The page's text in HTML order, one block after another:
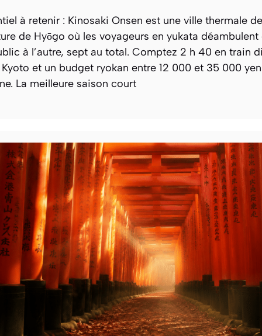
à retenir : Kinosaki Onsen est une ville thermale
de Hyōgo où les voyageurs en yukata déambulent
à l’autre, sept au total. Comptez 2 h 40 en train
et un budget ryokan entre 12 000 et 35 000
La meilleure saison court